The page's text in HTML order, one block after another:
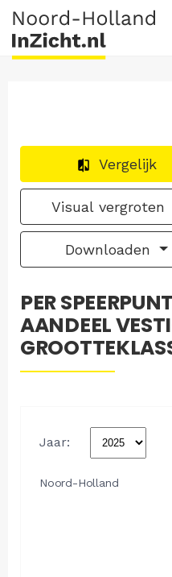
Vergelijk
Visual vergroten
Downloaden
PER
AANDEEL